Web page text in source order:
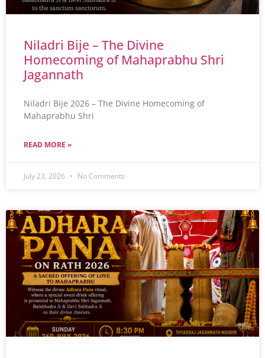
Niladri Bije – The Divine
Homecoming of Mahaprabhu Shri
Jagannath
Niladri Bije 2026 – The Divine Homecoming of
Mahaprabhu Shri
READ MORE »
July 23, 2026 No Comments